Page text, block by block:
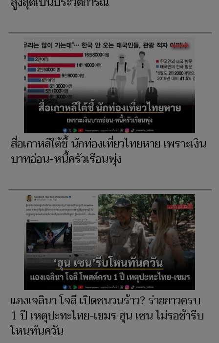
สื่อเกาหลีใต้ชี้ นักท่องเที่ยวไทยหาย เพราะเงิน
บาทอ่อน-หนี้ครัวเรือนพุ่ง
แองเจลินา โจลี เปิดชนวนร้าว? ร่ายยาวครบ
1 ปี เหตุปะทะไทย-เขมร ฮุน เซน ไม่รอช้ารีบ
โหนทันควัน